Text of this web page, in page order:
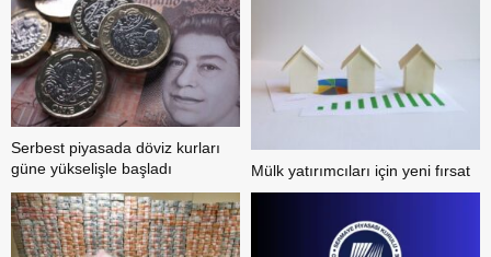
Serbest piyasada döviz kurları
güne yükselişle başladı
Mülk yatırımcıları için yeni fırsat